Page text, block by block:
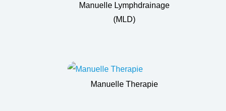
Manuelle Lymphdrainage
(MLD)
Manuelle Therapie